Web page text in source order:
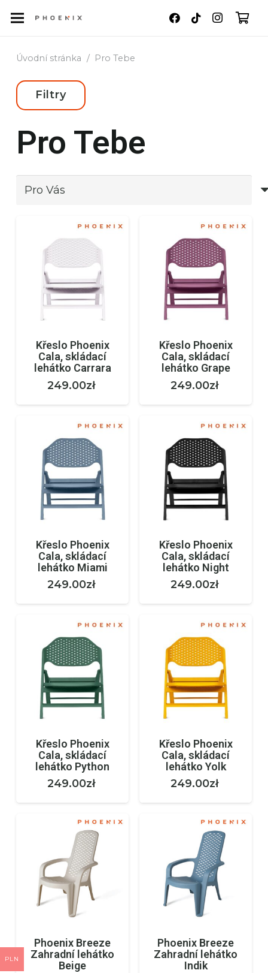
Úvodní stránka / Pro Tebe
Pro Tebe
Křeslo Phoenix
Cala, skládací
lehátko Carrara
249.00zł
Křeslo Phoenix
Cala, skládací
lehátko Grape
249.00zł
Křeslo Phoenix
Cala, skládací
lehátko Miami
249.00zł
Křeslo Phoenix
Cala, skládací
lehátko Night
249.00zł
Křeslo Phoenix
Cala, skládací
lehátko Python
249.00zł
Křeslo Phoenix
Cala, skládací
lehátko Yolk
249.00zł
Phoenix Breeze
Zahradní lehátko
Beige
Phoenix Breeze
Zahradní lehátko
Indik
Filtry
PLN